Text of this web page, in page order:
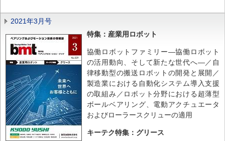
2021年3月号
特集：産業用ロボット
協働ロボットファミリー―協働ロボット
の活用動向、そして新たな世代へ―／自
律移動型の搬送ロボットの開発と展開／
製造業における自動化システム導入支援
の取組み／ロボット分野における超薄型
ボールベアリング、電動アクチュエータ
およびローラースクリューの適用
キーテク特集：グリース